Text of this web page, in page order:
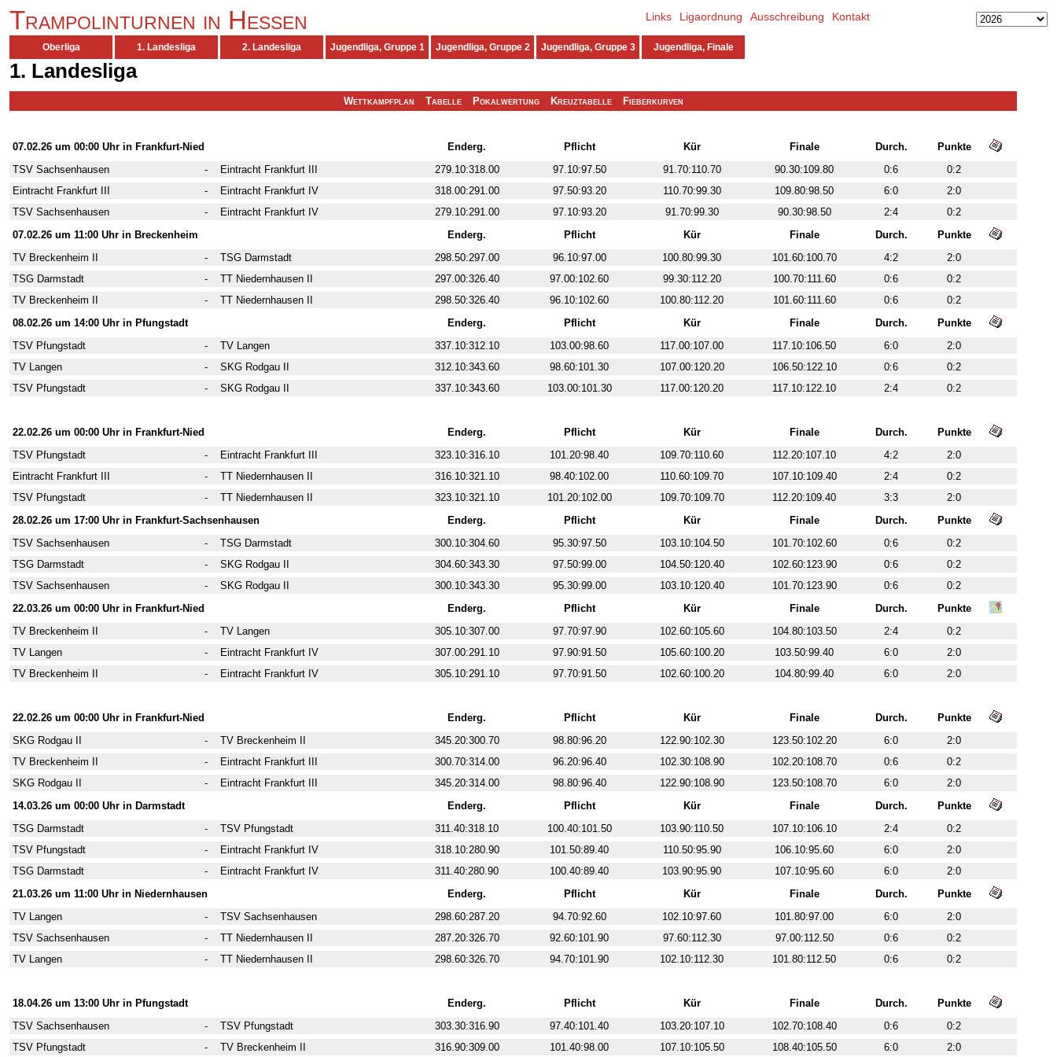
Trampolinturnen in Hessen Links Ligaordnung Ausschreibung Kontakt
Oberliga 1. Landesliga 2. Landesliga Jugendliga, Gruppe 1 Jugendliga, Gruppe 2 Jugendliga, Gruppe 3 Jugendliga, Finale
1. Landesliga
Wettkampfplan Tabelle Pokalwertung Kreuztabelle
Fieberkurven
07.02.26 um 00:00 Uhr in Frankfurt-Nied
Enderg. Pflicht Kür Finale Durch.
Punkte
TSV Sachsenhausen
- Eintracht Frankfurt III 279.10:318.00 97.10:97.50 91.70:110.70 90.30:109.80 0:6
0:2
Eintracht Frankfurt III
- Eintracht Frankfurt IV 318.00:291.00 97.50:93.20 110.70:99.30 109.80:98.50 6:0
2:0
TSV Sachsenhausen
- Eintracht Frankfurt IV 279.10:291.00 97.10:93.20 91.70:99.30 90.30:98.50 2:4
0:2
07.02.26 um 11:00 Uhr in Breckenheim
Enderg. Pflicht Kür Finale Durch.
Punkte
TV Breckenheim II
- TSG Darmstadt 298.50:297.00 96.10:97.00 100.80:99.30 101.60:100.70 4:2
2:0
TSG Darmstadt
- TT Niedernhausen II 297.00:326.40 97.00:102.60 99.30:112.20 100.70:111.60 0:6
0:2
TV Breckenheim II
- TT Niedernhausen II 298.50:326.40 96.10:102.60 100.80:112.20 101.60:111.60 0:6
0:2
08.02.26 um 14:00 Uhr in Pfungstadt
Enderg. Pflicht Kür Finale Durch.
Punkte
TSV Pfungstadt
- TV Langen 337.10:312.10 103.00:98.60 117.00:107.00 117.10:106.50 6:0
2:0
TV Langen
- SKG Rodgau II 312.10:343.60 98.60:101.30 107.00:120.20 106.50:122.10 0:6
0:2
TSV Pfungstadt
- SKG Rodgau II 337.10:343.60 103.00:101.30 117.00:120.20 117.10:122.10 2:4
0:2
22.02.26 um 00:00 Uhr in Frankfurt-Nied
Enderg. Pflicht Kür Finale Durch.
Punkte
TSV Pfungstadt
- Eintracht Frankfurt III 323.10:316.10 101.20:98.40 109.70:110.60 112.20:107.10 4:2
2:0
Eintracht Frankfurt III
- TT Niedernhausen II 316.10:321.10 98.40:102.00 110.60:109.70 107.10:109.40 2:4
0:2
TSV Pfungstadt
- TT Niedernhausen II 323.10:321.10 101.20:102.00 109.70:109.70 112.20:109.40 3:3
2:0
28.02.26 um 17:00 Uhr in Frankfurt-Sachsenhausen
Enderg. Pflicht Kür Finale Durch.
Punkte
TSV Sachsenhausen
- TSG Darmstadt 300.10:304.60 95.30:97.50 103.10:104.50 101.70:102.60 0:6
0:2
TSG Darmstadt
- SKG Rodgau II 304.60:343.30 97.50:99.00 104.50:120.40 102.60:123.90 0:6
0:2
TSV Sachsenhausen
- SKG Rodgau II 300.10:343.30 95.30:99.00 103.10:120.40 101.70:123.90 0:6
0:2
22.03.26 um 00:00 Uhr in Frankfurt-Nied
Enderg. Pflicht Kür Finale Durch.
Punkte
TV Breckenheim II
- TV Langen 305.10:307.00 97.70:97.90 102.60:105.60 104.80:103.50 2:4
0:2
TV Langen
- Eintracht Frankfurt IV 307.00:291.10 97.90:91.50 105.60:100.20 103.50:99.40 6:0
2:0
TV Breckenheim II
- Eintracht Frankfurt IV 305.10:291.10 97.70:91.50 102.60:100.20 104.80:99.40 6:0
2:0
22.02.26 um 00:00 Uhr in Frankfurt-Nied
Enderg. Pflicht Kür Finale Durch.
Punkte
SKG Rodgau II
- TV Breckenheim II 345.20:300.70 98.80:96.20 122.90:102.30 123.50:102.20 6:0
2:0
TV Breckenheim II
- Eintracht Frankfurt III 300.70:314.00 96.20:96.40 102.30:108.90 102.20:108.70 0:6
0:2
SKG Rodgau II
- Eintracht Frankfurt III 345.20:314.00 98.80:96.40 122.90:108.90 123.50:108.70 6:0
2:0
14.03.26 um 00:00 Uhr in Darmstadt
Enderg. Pflicht Kür Finale Durch.
Punkte
TSG Darmstadt
- TSV Pfungstadt 311.40:318.10 100.40:101.50 103.90:110.50 107.10:106.10 2:4
0:2
TSV Pfungstadt
- Eintracht Frankfurt IV 318.10:280.90 101.50:89.40 110.50:95.90 106.10:95.60 6:0
2:0
TSG Darmstadt
- Eintracht Frankfurt IV 311.40:280.90 100.40:89.40 103.90:95.90 107.10:95.60 6:0
2:0
21.03.26 um 11:00 Uhr in Niedernhausen
Enderg. Pflicht Kür Finale Durch.
Punkte
TV Langen
- TSV Sachsenhausen 298.60:287.20 94.70:92.60 102.10:97.60 101.80:97.00 6:0
2:0
TSV Sachsenhausen
- TT Niedernhausen II 287.20:326.70 92.60:101.90 97.60:112.30 97.00:112.50 0:6
0:2
TV Langen
- TT Niedernhausen II 298.60:326.70 94.70:101.90 102.10:112.30 101.80:112.50 0:6
0:2
18.04.26 um 13:00 Uhr in Pfungstadt
Enderg. Pflicht Kür Finale Durch.
Punkte
TSV Sachsenhausen
- TSV Pfungstadt 303.30:316.90 97.40:101.40 103.20:107.10 102.70:108.40 0:6
0:2
TSV Pfungstadt
- TV Breckenheim II 316.90:309.00 101.40:98.00 107.10:105.50 108.40:105.50 6:0 2:0